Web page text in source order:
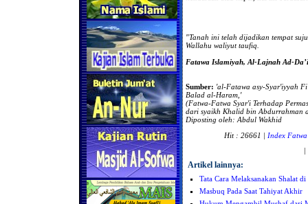
"Tanah ini telah dijadikan tempat
Wallahu waliyut taufiq.
Fatawa Islamiyah, Al-Lajnah Ad-
Sumber: 'al-Fatawa asy-Syar'iyyah
Balad al-Haram,'
(Fatwa-Fatwa Syar'i Terhadap
dari syaikh Khalid bin Abdurrahman
Diposting oleh: Abdul Wakhid
Hit : 26661 | Index Fatwa
Artikel lainnya:
Tata Cara Melaksanakan Shalat di
Masbuq Pada Saat Tahiyat Akhir